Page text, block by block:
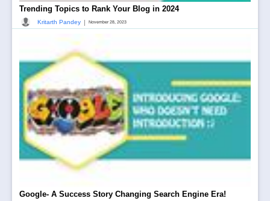
Trending Topics to Rank Your Blog in 2024
Kritarth Pandey | November 28, 2023
Google- A Success Story Changing Search Engine Era!